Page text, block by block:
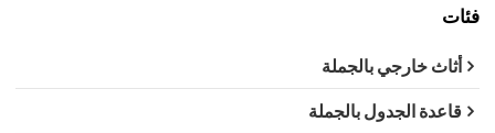
فئات
أثاث خارجي بالجملة
قاعدة الجدول بالجملة